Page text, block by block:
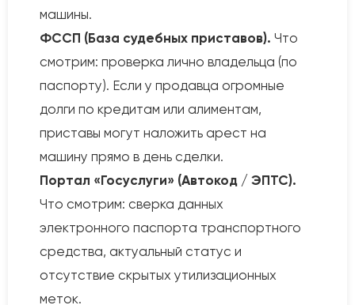
машины.
ФССП (База судебных приставов). Что
смотрим: проверка лично владельца (по
паспорту). Если у продавца огромные
долги по кредитам или алиментам,
приставы могут наложить арест на
машину прямо в день сделки.
Портал «Госуслуги» (Автокод / ЭПТС).
Что смотрим: сверка данных
электронного паспорта транспортного
средства, актуальный статус и
отсутствие скрытых утилизационных
меток.